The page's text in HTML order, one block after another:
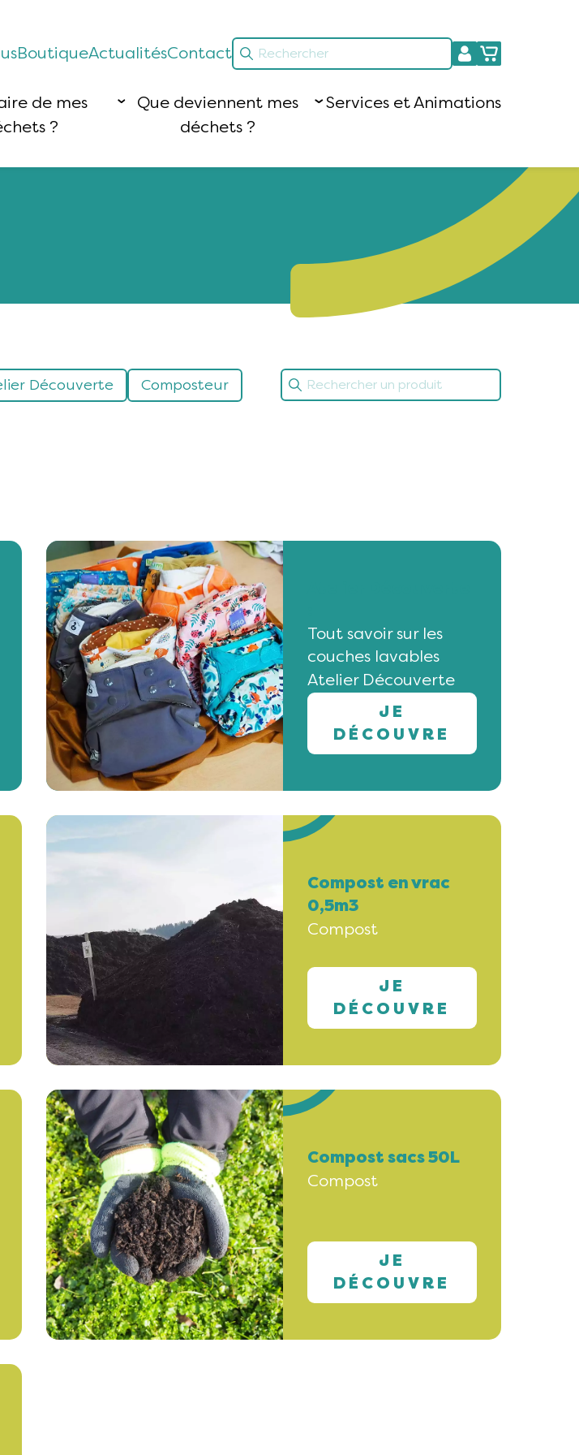
BoutiqueActualitésContact
de mes
?
Que deviennent mes
déchets ?
Services et Animations
Découverte
Composteur
Tout savoir sur les
couches lavables
Atelier Découverte
JE
DÉCOUVRE
Compost en vrac
0,5m3
Compost
JE
DÉCOUVRE
Compost sacs 50L
Compost
JE
DÉCOUVRE